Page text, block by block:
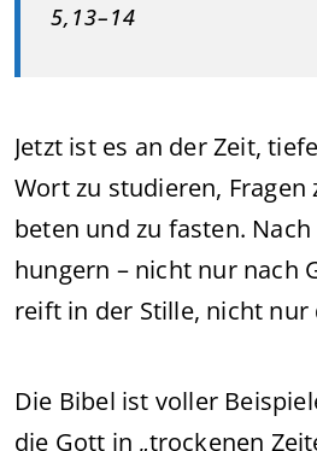
5,13–14
Jetzt ist es an der Zeit,
Wort zu studieren, Fragen
beten und zu fasten.
hungern – nicht nur nach
reift in der Stille, nicht nur
Die Bibel ist voller
die Gott in „trockenen